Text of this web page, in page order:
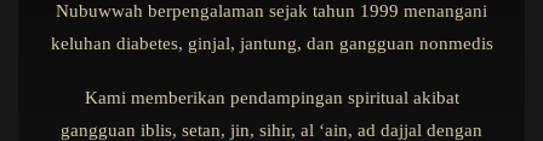
Nubuwwah berpengalaman sejak tahun 1999 menangani
keluhan diabetes, ginjal, jantung, dan gangguan nonmedis
Kami memberikan pendampingan spiritual akibat
gangguan iblis, setan, jin, sihir, al ‘ain, ad dajjal dengan